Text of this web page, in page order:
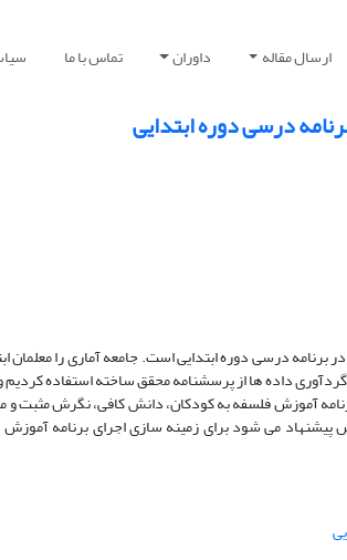
ارسال مقاله داوران تماس با ما
درسی دوره ابتدایی
درسی دوره ابتدایی است. جامعه آماری را معلمان
گردآوری داده ها از پرسشنامه محقق ساخته استفاده
آموزش فلسفه به کودکان، دانش کافی، نگرش مثبت و
پیشنهاد می شود برای زمینه سازی اجرای برنامه